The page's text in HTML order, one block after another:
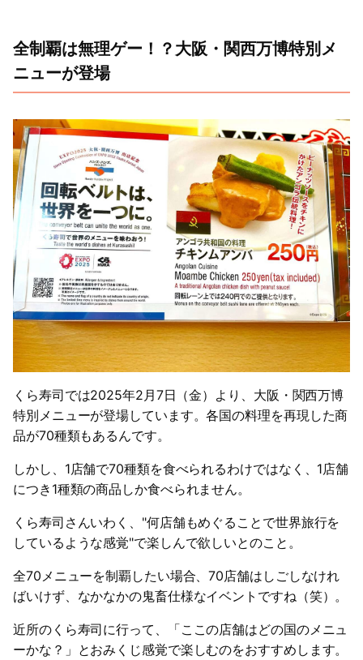
全制覇は無理ゲー！？大阪・関西万博特別メ
ニューが登場
くら寿司では2025年2月7日（金）より、大阪・関西万博
特別メニューが登場しています。各国の料理を再現した商
品が70種類もあるんです。
しかし、1店舗で70種類を食べられるわけではなく、1店舗
につき1種類の商品しか食べられません。
くら寿司さんいわく、"何店舗もめぐることで世界旅行を
しているような感覚"で楽しんで欲しいとのこと。
全70メニューを制覇したい場合、70店舗はしごしなけれ
ばいけず、なかなかの鬼畜仕様なイベントですね（笑）。
近所のくら寿司に行って、「ここの店舗はどの国のメニュ
ーかな？」とおみくじ感覚で楽しむのをおすすめします。